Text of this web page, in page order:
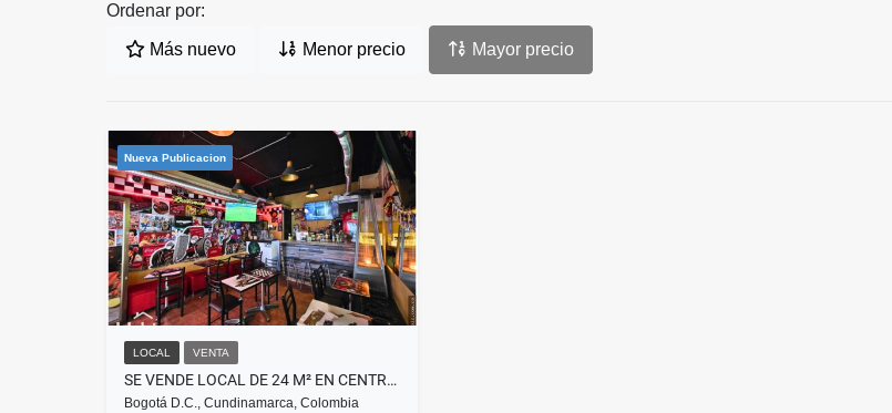
Ordenar por:
Más nuevo Menor precio Mayor precio
Nueva Publicacion
LOCAL VENTA
SE VENDE LOCAL DE 24 M² EN CENTRO SUBA FRENTE AL CINE
Bogotá D.C., Cundinamarca, Colombia